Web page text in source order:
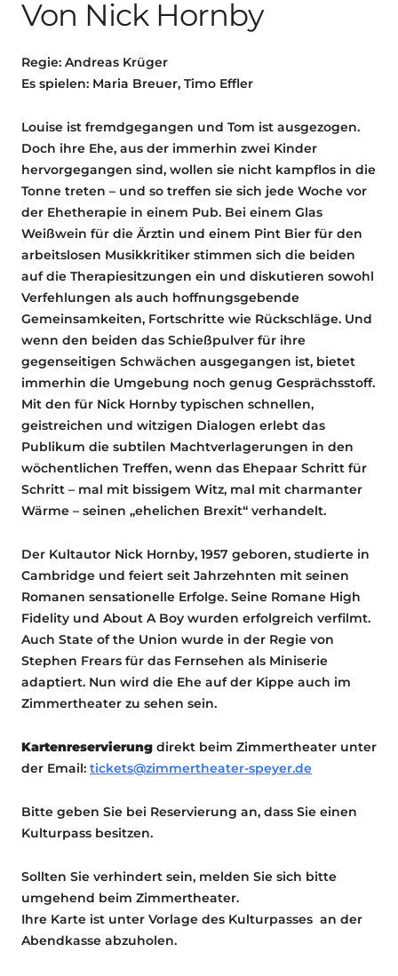
Von Nick Hornby
Regie: Andreas Krüger
Es spielen: Maria Breuer, Timo Effler
Louise ist fremdgegangen und Tom ist ausgezogen.
Doch ihre Ehe, aus der immerhin zwei Kinder
hervorgegangen sind, wollen sie nicht kampflos in die
Tonne treten – und so treffen sie sich jede Woche vor
der Ehetherapie in einem Pub. Bei einem Glas
Weißwein für die Ärztin und einem Pint Bier für den
arbeitslosen Musikkritiker stimmen sich die beiden
auf die Therapiesitzungen ein und diskutieren sowohl
Verfehlungen als auch hoffnungsgebende
Gemeinsamkeiten, Fortschritte wie Rückschläge. Und
wenn den beiden das Schießpulver für ihre
gegenseitigen Schwächen ausgegangen ist, bietet
immerhin die Umgebung noch genug Gesprächsstoff.
Mit den für Nick Hornby typischen schnellen,
geistreichen und witzigen Dialogen erlebt das
Publikum die subtilen Machtverlagerungen in den
wöchentlichen Treffen, wenn das Ehepaar Schritt für
Schritt – mal mit bissigem Witz, mal mit charmanter
Wärme – seinen „ehelichen Brexit“ verhandelt.
Der Kultautor Nick Hornby, 1957 geboren, studierte in
Cambridge und feiert seit Jahrzehnten mit seinen
Romanen sensationelle Erfolge. Seine Romane High
Fidelity und About A Boy wurden erfolgreich verfilmt.
Auch State of the Union wurde in der Regie von
Stephen Frears für das Fernsehen als Miniserie
adaptiert. Nun wird die Ehe auf der Kippe auch im
Zimmertheater zu sehen sein.
Kartenreservierung direkt beim Zimmertheater unter
der Email: tickets@zimmertheater-speyer.de
Bitte geben Sie bei Reservierung an, dass Sie einen
Kulturpass besitzen.
Sollten Sie verhindert sein, melden Sie sich bitte
umgehend beim Zimmertheater.
Ihre Karte ist unter Vorlage des Kulturpasses an der
Abendkasse abzuholen.